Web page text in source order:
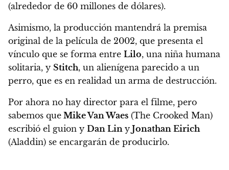
(alrededor de 60 millones de dólares).
Asimismo, la producción mantendrá la premisa
original de la película de 2002, que presenta el
vínculo que se forma entre Lilo, una niña humana
solitaria, y Stitch, un alienígena parecido a un
perro, que es en realidad un arma de destrucción.
Por ahora no hay director para el filme, pero
sabemos que Mike Van Waes (The Crooked Man)
escribió el guion y Dan Lin y Jonathan Eirich
(Aladdin) se encargarán de producirlo.